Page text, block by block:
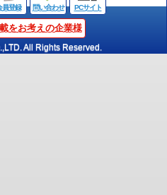
員登録 問い合わせ PCサイト
をお考えの企業様
All Rights Reserved.